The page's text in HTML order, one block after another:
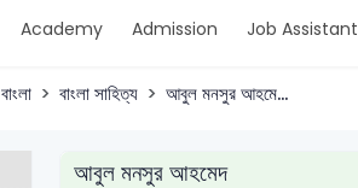
Academy Admission Job Assistant
বাংলা বাংলা সাহিত্য আবুল মনসুর আহমে...
আবুল মনসুর আহমেদ